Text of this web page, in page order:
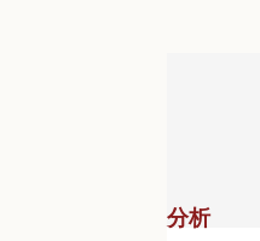
分析